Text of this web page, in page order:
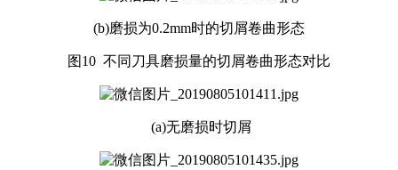
(b)磨损为0.2mm时的切屑卷曲形态
图10 不同刀具磨损量的切屑卷曲形态对比
(a)无磨损时切屑